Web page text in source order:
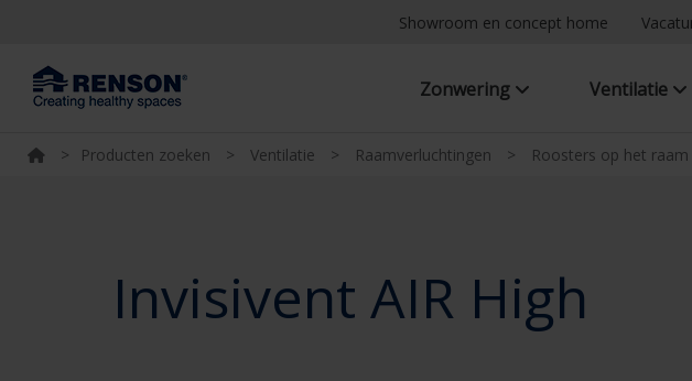
Showroom en concept home
Zonwering Ventilatie
> Producten zoeken > Ventilatie > Raamverluchtingen > Roosters op het raam
Invisivent AIR High